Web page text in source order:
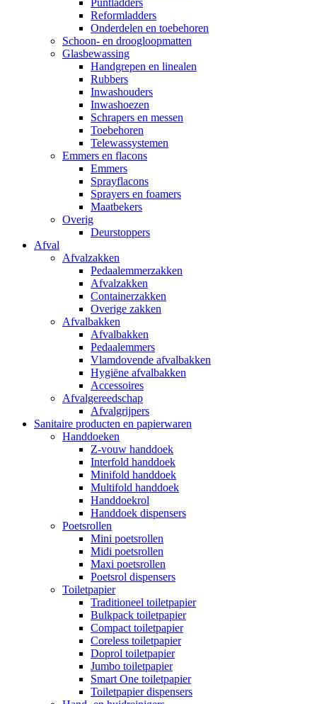
Reformladders
Onderdelen en toebehoren
Schoon- en droogloopmatten
Glasbewassing
Handgrepen en linealen
Rubbers
Inwashouders
Inwashoezen
Schrapers en messen
Toebehoren
Telewassystemen
Emmers en flacons
Emmers
Sprayflacons
Sprayers en foamers
Maatbekers
Overig
Deurstoppers
Afval
Afvalzakken
Pedaalemmerzakken
Afvalzakken
Containerzakken
Overige zakken
Afvalbakken
Afvalbakken
Pedaalemmers
Vlamdovende afvalbakken
Hygiëne afvalbakken
Accessoires
Afvalgereedschap
Afvalgrijpers
Sanitaire producten en papierwaren
Handdoeken
Z-vouw handdoek
Interfold handdoek
Minifold handdoek
Multifold handdoek
Handdoekrol
Handdoek dispensers
Poetsrollen
Mini poetsrollen
Midi poetsrollen
Maxi poetsrollen
Poetsrol dispensers
Toiletpapier
Traditioneel toiletpapier
Bulkpack toiletpapier
Compact toiletpapier
Coreless toiletpapier
Doprol toiletpapier
Jumbo toiletpapier
Smart One toiletpapier
Toiletpapier dispensers